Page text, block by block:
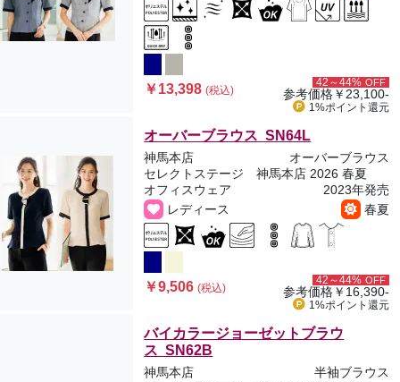
￥13,398(税込)
42～44% OFF
参考価格￥23,100-
1%ポイント 還元
オーバーブラウス SN64L
神馬本店
オーバーブラウス
セレクトステージ 神馬本店 2026 春夏
オフィスウェア
2023年発売
レディース
春夏
￥9,506(税込)
42～44% OFF
参考価格￥16,390-
1%ポイント 還元
バイカラージョーゼットブラウ
ス SN62B
神馬本店
半袖ブラウス